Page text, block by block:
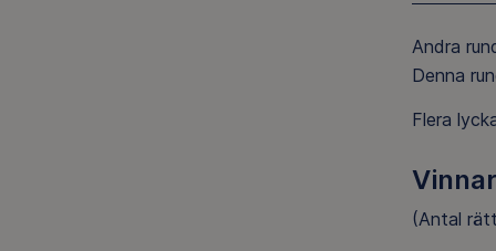
Andra
Denna
Flera
(Antal